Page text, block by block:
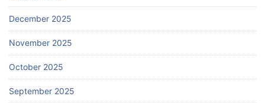
December 2025
November 2025
October 2025
September 2025